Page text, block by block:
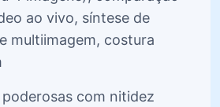
ao vivo, síntese de
multiimagem, costura
poderosas com nitidez